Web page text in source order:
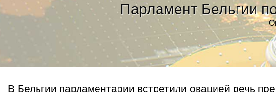
Парламент Бельгии
В Бельгии парламентарии встретили овацией речь